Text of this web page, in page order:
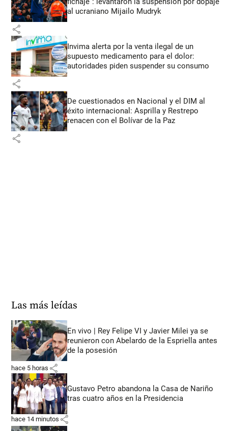
al ucraniano Mijailo Mudryk
share
Invima alerta por la venta ilegal de un
supuesto medicamento para el dolor:
autoridades piden suspender su consumo
share
De cuestionados en Nacional y el DIM al
éxito internacional: Asprilla y Restrepo
renacen con el Bolívar de la Paz
share
Las más leídas
En vivo | Rey Felipe VI y Javier Milei ya se
reunieron con Abelardo de la Espriella antes
de la posesión
hace 5 horas share
Gustavo Petro abandona la Casa de Nariño
tras cuatro años en la Presidencia
hace 14 minutos share